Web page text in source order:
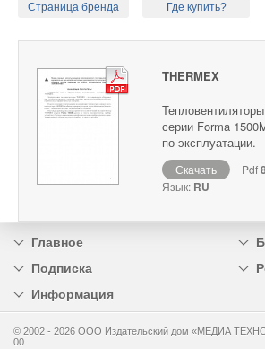
Страница бренда Где купить?
THERMEX
серии Forma
по эксплуатации.
Скачать Pdf
Язык: RU
Главное
Подписка
Информация
© 2002 - 2026 OOO Издательский дом «МЕДИА
00